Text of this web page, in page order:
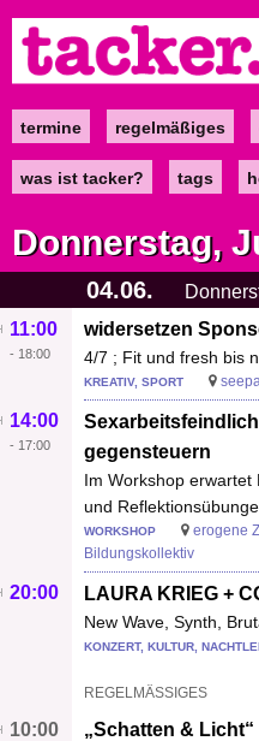
zum
Inhalt
Maintermine regelmäßiges
was ist tacker? tags
Donnerstag,
04.06.
widersetzen
4/7 ; Fit und fresh bis
11:00
- 18:00
KREATIV, SPORT
gegensteuern
Im Workshop erwartet
und
14:00
- 17:00
WORKSHOP
erogene
Bildungskollektiv
LAURA KRIEG +
New Wave, Synth,
20:00
KONZERT, KULTUR,
REGELMÄSSIGES
„Schatten & Licht“
10:00